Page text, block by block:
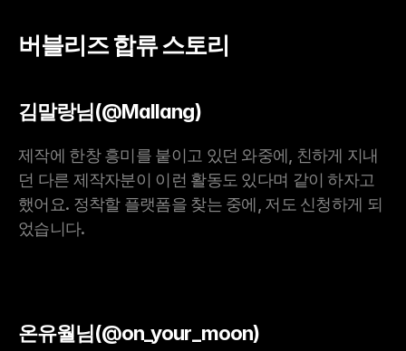
버블리즈 합류 스토리
김말랑님(@Mallang)
제작에 한창 흥미를 붙이고 있던 와중에, 친하게 지내
던 다른 제작자분이 이런 활동도 있다며 같이 하자고
했어요. 정착할 플랫폼을 찾는 중에, 저도 신청하게 되
었습니다.
온유월님(@on_your_moon)